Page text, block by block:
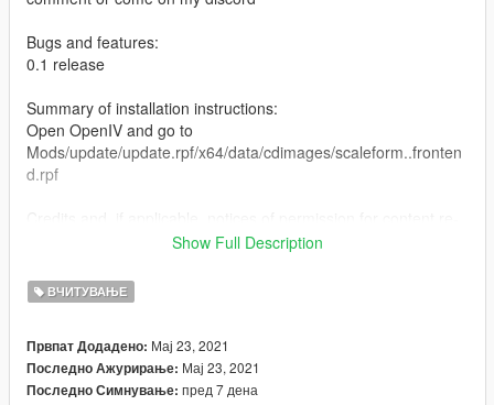
Bugs and features:
0.1 release
Summary of installation instructions:
Open OpenIV and go to
Mods/update/update.rpf/x64/data/cdimages/scaleform..fronten
d.rpf
Show Full Description
ВЧИТУВАЊЕ
Првпат Додадено: Мај 23, 2021
Последно Ажурирање: Мај 23, 2021
Последно Симнување: пред 7 дена